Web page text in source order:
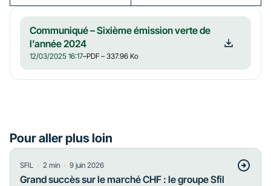
Communiqué – Sixième émission verte de
l’année 2024
12/03/2025 16:17–PDF – 337.96 Ko
Pour aller plus loin
SFIL ・ 2 min ・ 9 juin 2026
Grand succès sur le marché CHF : le groupe Sfil